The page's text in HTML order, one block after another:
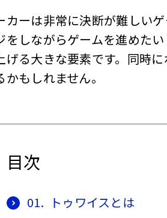
カーは非常に決断が難しい
をしながらゲームを進めた
げる大きな要素です。同時
かもしれません。
目次
01. トゥワイスとは